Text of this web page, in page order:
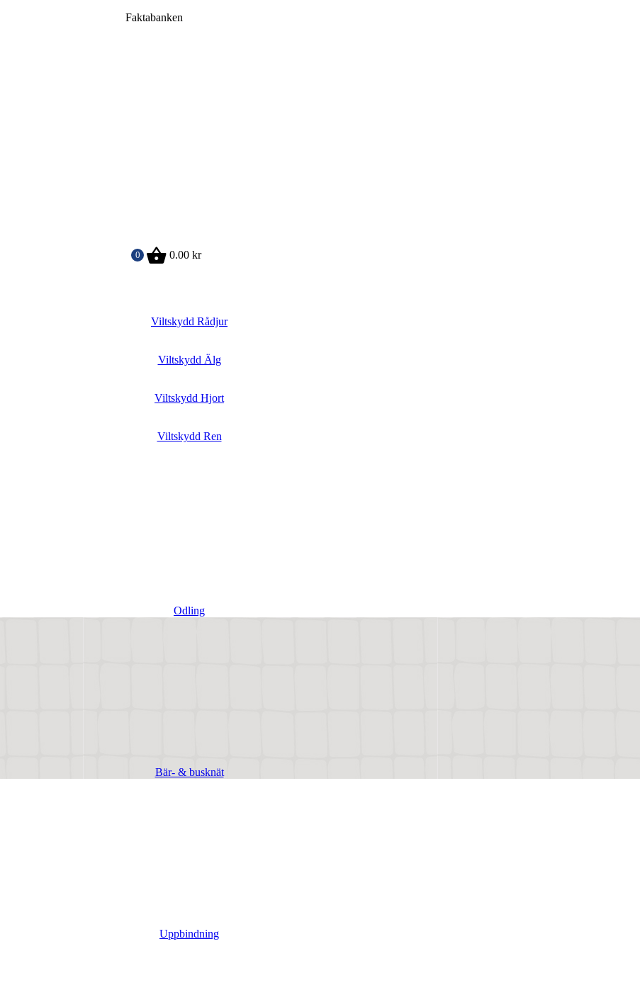
Faktabanken
0 0.00kr
Viltskydd Rådjur
Viltskydd Älg
Viltskydd Hjort
Viltskydd Ren
Odling
Bär- & busknät
Uppbindning